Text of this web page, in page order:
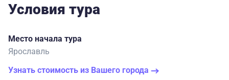
Условия тура
Место начала тура
Ярославль
Узнать стоимость из Вашего города